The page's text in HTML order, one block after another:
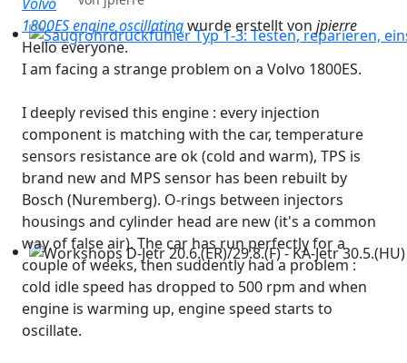
Saugrohrdruckfühler Typ 1-3: Testen, reparieren,
Workshops D-Jetr 20.6.(ER)/29.8.(F) - KA-Jetr 30.5.(HU) -
1800ES engine oscillatingwurde erstellt von jpierre
Hello everyone.
I am facing a strange problem on a Volvo 1800ES.
I deeply revised this engine : every injection
component is matching with the car, temperature
sensors resistance are ok (cold and warm), TPS is
brand new and MPS sensor has been rebuilt by
Bosch (Nuremberg). O-rings between injectors
housings and cylinder head are new (it's a common
way of false air). The car has run perfectly for a
couple of weeks, then suddently had a problem :
cold idle speed has dropped to 500 rpm and when
engine is warming up, engine speed starts to
oscillate.